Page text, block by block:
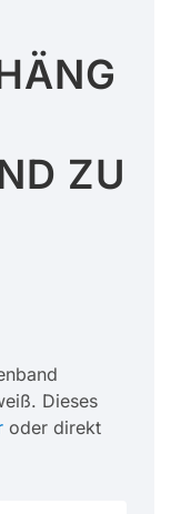
ZU
Dieses
oder direkt